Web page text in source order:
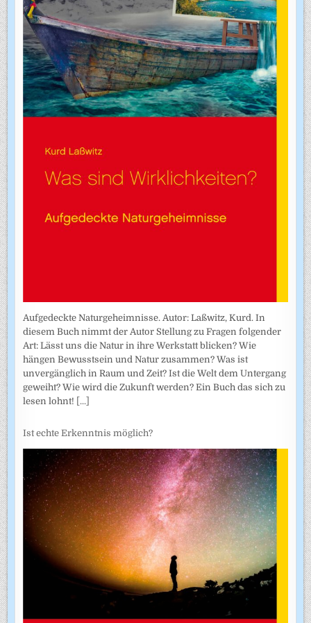
Aufgedeckte Naturgeheimnisse. Autor: Laßwitz, Kurd. In
diesem Buch nimmt der Autor Stellung zu Fragen folgender
Art: Lässt uns die Natur in ihre Werkstatt blicken? Wie
hängen Bewusstsein und Natur zusammen? Was ist
unvergänglich in Raum und Zeit? Ist die Welt dem Untergang
geweiht? Wie wird die Zukunft werden? Ein Buch das sich zu
lesen lohnt! [...]
Ist echte Erkenntnis möglich?